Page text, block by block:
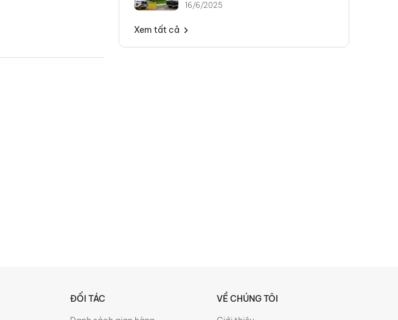
16/6/2025
Xem tất cả
ĐỐI TÁC
VỀ CHÚNG TÔI